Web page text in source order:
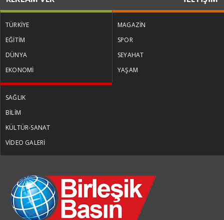
TÜRKİYE
EĞİTİM
DÜNYA
EKONOMİ
MAGAZİN
SPOR
SEYAHAT
YAŞAM
SAĞLIK
BİLİM
KÜLTÜR-SANAT
VİDEO GALERİ